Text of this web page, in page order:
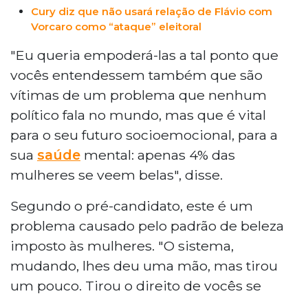
Cury diz que não usará relação de Flávio com
Vorcaro como “ataque” eleitoral
"Eu queria empoderá-las a tal ponto que
vocês entendessem também que são
vítimas de um problema que nenhum
político fala no mundo, mas que é vital
para o seu futuro socioemocional, para a
sua saúde mental: apenas 4% das
mulheres se veem belas", disse.
Segundo o pré-candidato, este é um
problema causado pelo padrão de beleza
imposto às mulheres. "O sistema,
mudando, lhes deu uma mão, mas tirou
um pouco. Tirou o direito de vocês se